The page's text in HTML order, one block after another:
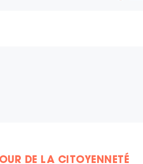
DE LA CITOYENNETÉ